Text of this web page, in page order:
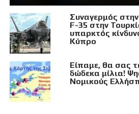
Συναγερμός
F-35 στην
υπαρκτός
Κύπρο
Είπαμε, θα σας
δώδεκα μίλια!
Νομικούς